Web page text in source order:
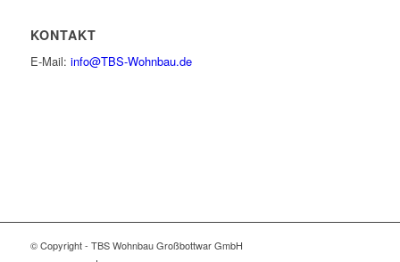
KONTAKT
E-Mail: info@TBS-Wohnbau.de
© Copyright - TBS Wohnbau Großbottwar GmbH